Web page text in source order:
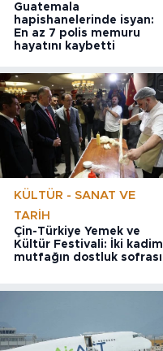
Guatemala
hapishanelerinde isyan:
En az 7 polis memuru
hayatını kaybetti
KÜLTÜR - SANAT VE
TARIH
Çin-Türkiye Yemek ve
Kültür Festivali: İki kadim
mutfağın dostluk sofrası